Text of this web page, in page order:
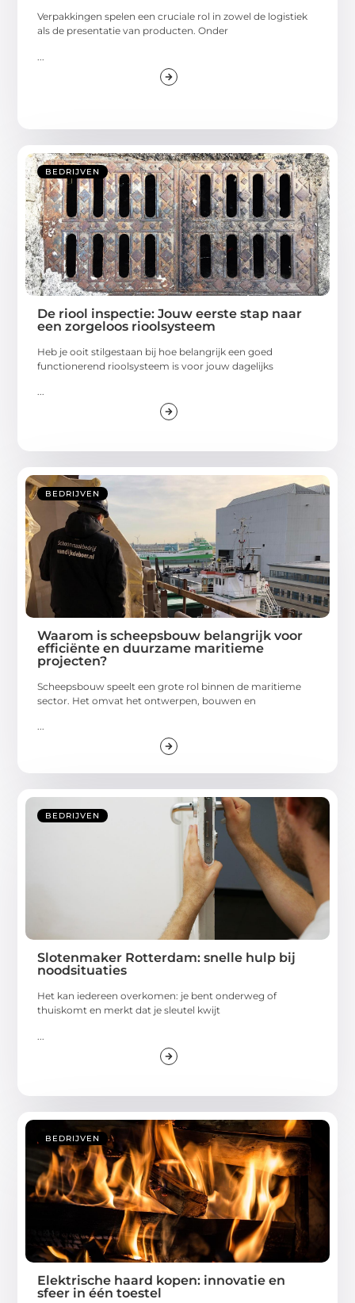
Verpakkingen spelen een cruciale rol in zowel de logistiek
als de presentatie van producten. Onder
BEDRIJVEN
De riool inspectie: Jouw eerste stap naar
een zorgeloos rioolsysteem
Heb je ooit stilgestaan bij hoe belangrijk een goed
functionerend rioolsysteem is voor jouw dagelijks
...
BEDRIJVEN
Waarom is scheepsbouw belangrijk voor
efficiënte en duurzame maritieme
projecten?
Scheepsbouw speelt een grote rol binnen de maritieme
sector. Het omvat het ontwerpen, bouwen en
...
BEDRIJVEN
Slotenmaker Rotterdam: snelle hulp bij
noodsituaties
Het kan iedereen overkomen: je bent onderweg of
thuiskomt en merkt dat je sleutel kwijt
BEDRIJVEN
Elektrische haard kopen: innovatie en
sfeer in één toestel